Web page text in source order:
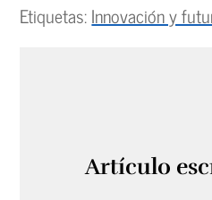
Etiquetas:Innovación y
Artículo